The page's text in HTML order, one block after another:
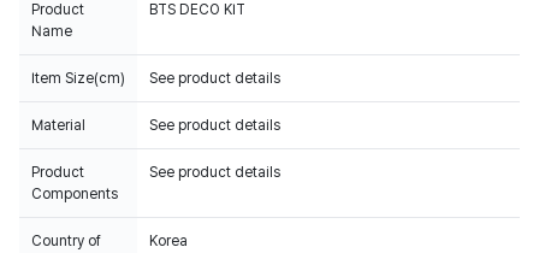
Product
Name
BTS DECO KIT
Item Size(cm) See product details
Material See product details
Product
Components
See product details
Country of
Korea